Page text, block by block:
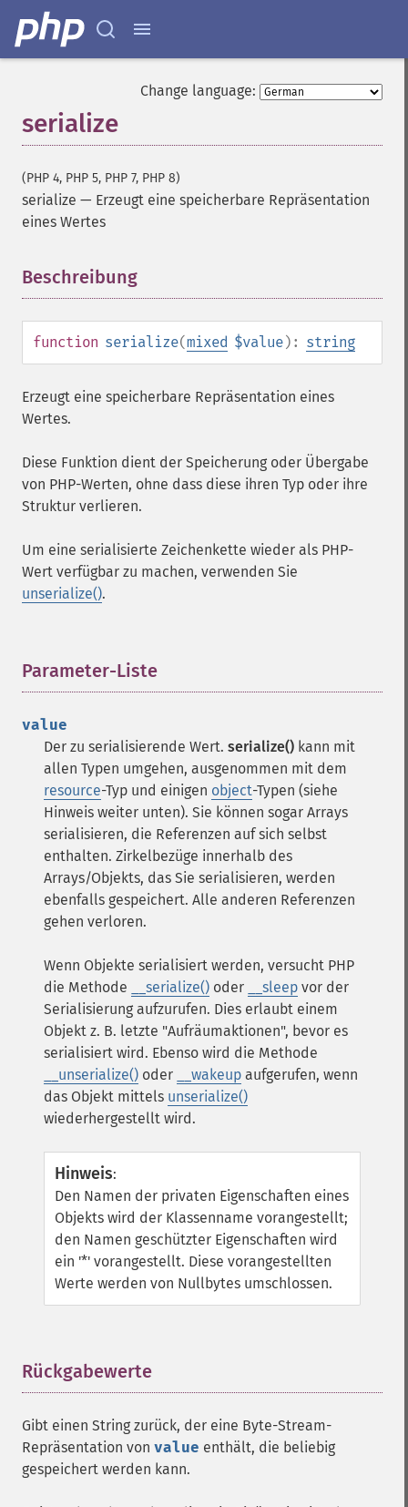
Change language:
serialize
(PHP 4, PHP 5, PHP 7, PHP 8)
serialize — Erzeugt eine speicherbare Repräsentation
eines Wertes
Beschreibung
function serialize(mixed $value): string
Erzeugt eine speicherbare Repräsentation eines
Wertes.
Diese Funktion dient der Speicherung oder Übergabe
von PHP-Werten, ohne dass diese ihren Typ oder ihre
Struktur verlieren.
Um eine serialisierte Zeichenkette wieder als PHP-
Wert verfügbar zu machen, verwenden Sie
unserialize().
Parameter-Liste
value
Der zu serialisierende Wert. serialize() kann mit
allen Typen umgehen, ausgenommen mit dem
resource-Typ und einigen object-Typen (siehe
Hinweis weiter unten). Sie können sogar Arrays
serialisieren, die Referenzen auf sich selbst
enthalten. Zirkelbezüge innerhalb des
Arrays/Objekts, das Sie serialisieren, werden
ebenfalls gespeichert. Alle anderen Referenzen
gehen verloren.
Wenn Objekte serialisiert werden, versucht PHP
die Methode
__serialize() oder __sleep vor der
Serialisierung aufzurufen. Dies erlaubt einem
Objekt z. B. letzte "Aufräumaktionen", bevor es
serialisiert wird. Ebenso wird die Methode
__unserialize() oder __wakeup aufgerufen, wenn
das Objekt mittels unserialize()
wiederhergestellt wird.
Hinweis:
Den Namen der privaten Eigenschaften eines
Objekts wird der Klassenname vorangestellt;
den Namen geschützter Eigenschaften wird
ein '*' vorangestellt. Diese vorangestellten
Werte werden von Nullbytes umschlossen.
Rückgabewerte
Gibt einen String zurück, der eine Byte-Stream-
Repräsentation von value enthält, die beliebig
gespeichert werden kann.